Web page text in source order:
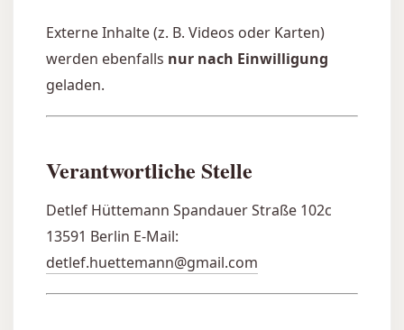
Externe Inhalte (z. B. Videos oder Karten)
werden ebenfalls nur nach Einwilligung
geladen.
Verantwortliche Stelle
Detlef Hüttemann Spandauer Straße 102c
13591 Berlin E-Mail:
detlef.huettemann@gmail.com